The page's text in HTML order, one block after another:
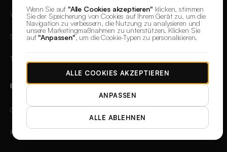
Werbeanzeigen erstellen
Social-Media-Content
Thumbnails
ENTDECKEN
Galerie
KI-Vorlagen
Wenn Sie auf "Alle Cookies akzeptieren" klicken, stimmen
Sie der Speicherung von Cookies auf Ihrem Gerät zu, um die
Navigation zu verbessern, die Nutzung zu analysieren und
unsere Marketingmaßnahmen zu unterstützen. Klicken Sie
auf"Anpassen", um die Cookie-Typen zu personalisieren.
ALLE ABLEHNEN
ANPASSEN
ALLE COOKIES AKZEPTIEREN